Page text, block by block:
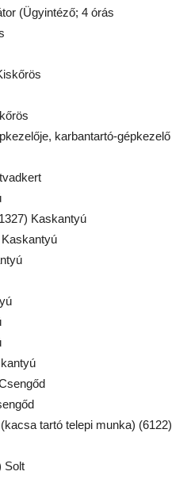
(Ügyintéző; 4 órás
karbantartó-gépkezelő
Kaskantyú
tartó telepi munka) (6122)
Solt